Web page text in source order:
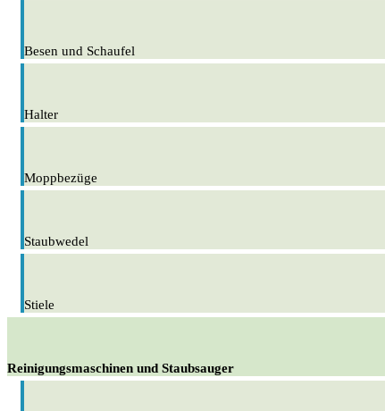
Besen und Schaufel
Halter
Moppbezüge
Staubwedel
Stiele
Reinigungsmaschinen und Staubsauger